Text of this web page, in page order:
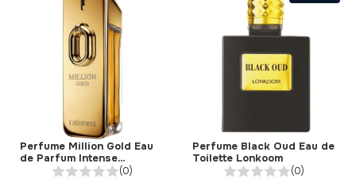
Perfume Million Gold Eau
de Parfum Intense
Rabanne
(0)
Perfume Black Oud Eau de
Toilette Lonkoom
(0)